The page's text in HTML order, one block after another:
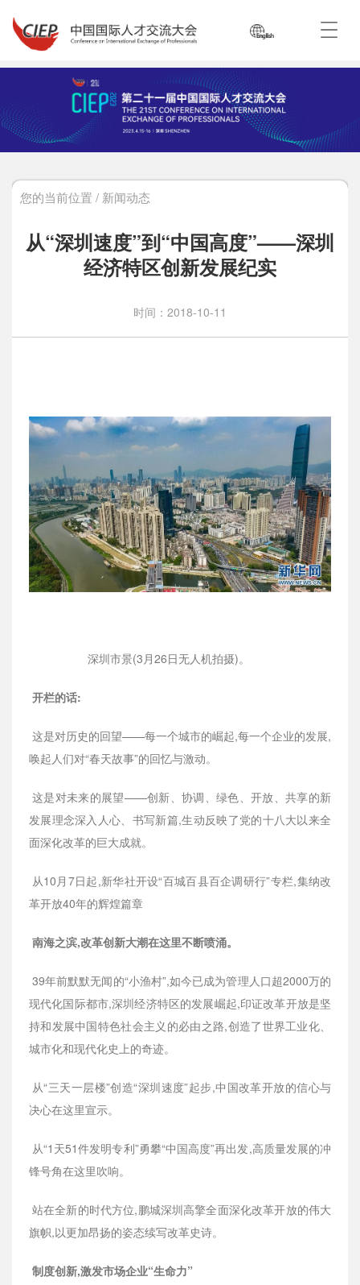
您的当前位置 / 新闻动态
从“深圳速度”到“中国高度”——深圳
经济特区创新发展纪实
时间：2018-10-11
深圳市景(3月26日无人机拍摄)。
开栏的话:
这是对历史的回望——每一个城市的崛起,每一个企业的发展,
唤起人们对“春天故事”的回忆与激动。
这是对未来的展望——创新、协调、绿色、开放、共享的新
发展理念深入人心、书写新篇,生动反映了党的十八大以来全
面深化改革的巨大成就。
从10月7日起,新华社开设“百城百县百企调研行”专栏,集纳改
革开放40年的辉煌篇章
南海之滨,改革创新大潮在这里不断喷涌。
39年前默默无闻的“小渔村”,如今已成为管理人口超2000万的
现代化国际都市,深圳经济特区的发展崛起,印证改革开放是坚
持和发展中国特色社会主义的必由之路,创造了世界工业化、
城市化和现代化史上的奇迹。
从“三天一层楼”创造“深圳速度”起步,中国改革开放的信心与
决心在这里宣示。
从“1天51件发明专利”勇攀“中国高度”再出发,高质量发展的冲
锋号角在这里吹响。
站在全新的时代方位,鹏城深圳高擎全面深化改革开放的伟大
旗帜,以更加昂扬的姿态续写改革史诗。
制度创新,激发市场企业“生命力”